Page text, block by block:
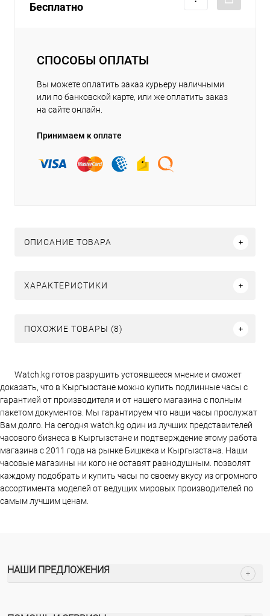
Бесплатно
СПОСОБЫ ОПЛАТЫ
Вы можете оплатить заказ курьеру наличными
или по банковской карте, или же оплатить заказ
на сайте онлайн.
Принимаем к оплате
ОПИСАНИЕ ТОВАРА
ХАРАКТЕРИСТИКИ
ПОХОЖИЕ ТОВАРЫ (8)
Watch.kg готов разрушить устоявшееся мнение и сможет
доказать, что в Кыргызстане можно купить подлинные часы с
гарантией от производителя и от нашего магазина с полным
пакетом документов. Мы гарантируем что наши часы прослужат
Вам долго. На сегодня watch.kg один из лучших представителей
часового бизнеса в Кыргызстане и подтверждение этому работа
магазина c 2011 года на рынке Бишкека и Кыргызстана. Наши
часовые магазины ни кого не оставят равнодушным. позволят
каждому подобрать и купить часы по своему вкусу из огромного
ассортимента моделей от ведущих мировых производителей по
самым лучшим ценам.
НАШИ ПРЕДЛОЖЕНИЯ